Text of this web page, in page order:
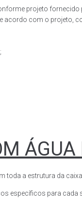
projeto fornecido
acordo com o projeto,
toda a estrutura da
específicos para